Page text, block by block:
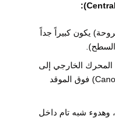
يكون كبيراً جداً
الخارجي إلى
المطبخ، حيث يتم تركيب “غطاء” (Canopy) فوق الموقد
وهدوء شبه تام داخل